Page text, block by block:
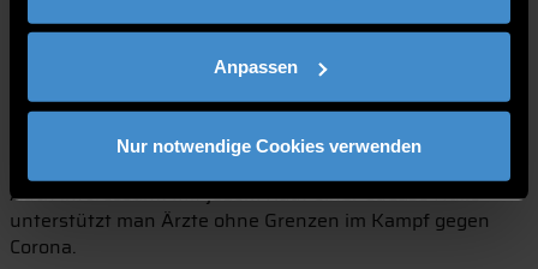
Anpassen
Nur notwendige Cookies verwenden
Markteintritt werden zunächst die meisten Apple iPhones
abgedeckt. Weitere Modelle sollen jedoch schon bald
folgen. Kaufen kann man die Hüllen über die Website des
Wochen später auch über Amazon. Im Vergleich zu
herkömmlichen Hüllen liegen die Preise im mittleren
Auch interessant: Mit jedem Kauf einer CuCase Hülle
unterstützt man Ärzte ohne Grenzen im Kampf gegen
Corona.